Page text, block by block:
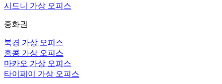
시드니 가상 오피스
중화권
북경 가상 오피스
홍콩 가상 오피스
마카오 가상 오피스
타이페이 가상 오피스